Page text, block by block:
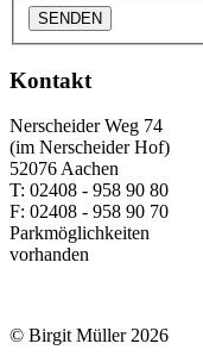
Kontakt
Nerscheider Weg 74
(im Nerscheider Hof)
52076 Aachen
T: 02408 - 958 90 80
F: 02408 - 958 90 70
Parkmöglichkeiten
vorhanden
© Birgit Müller 2026